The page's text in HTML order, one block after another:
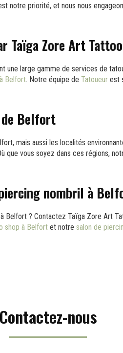
notre priorité, et nous nous
Taïga Zore Art Tattoo
une large gamme de services de
Belfort. Notre équipe de Tatoueur est
Belfort
mais aussi les localités
que vous soyez dans ces régions,
nombril à
à Belfort ? Contactez Taïga Zore Art
shop à Belfort et notre salon de
Contactez-nous